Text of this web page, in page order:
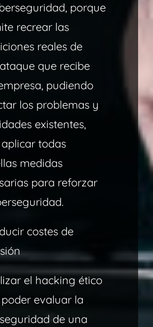
porque
recrear las
reales de
que recibe
pudiendo
los problemas y
existentes,
todas
medidas
para reforzar
costes de
el hacking ético
evaluar la
de una